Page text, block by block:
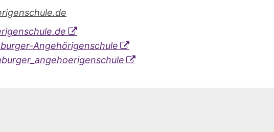
Angehörigenschule